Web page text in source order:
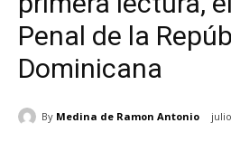
Penal de la
Dominicana
By Medina de Ramon Antonio